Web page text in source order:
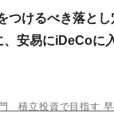
けるべき落と
安易にiDeCoに
積立投資で目指す